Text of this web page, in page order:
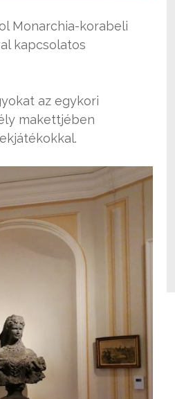
Monarchia-korabeli
kapcsolatos
az egykori
makettjében